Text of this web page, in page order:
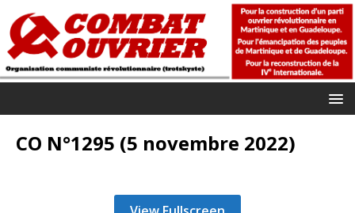
CO N°1295 (5 novembre 2022)